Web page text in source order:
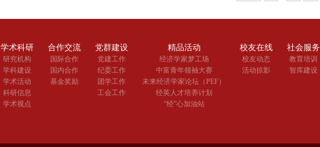
学术科研
研究机构
学科建设
学术活动
科研信息
学术视点
合作交流
国际合作
国内合作
基金奖励
党群建设
党建工作
纪委工作
团学工作
工会工作
精品活动
经济学家梦工场
中富青年领袖大赛
未来经济学家论坛（PEF）
经英人才培养计划
“经”心加油站
校友在线
校友动态
活动掠影
社会服务
教育培训
智库建设